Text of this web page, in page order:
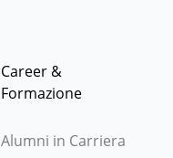
Career &
Formazione
Alumni in Carriera